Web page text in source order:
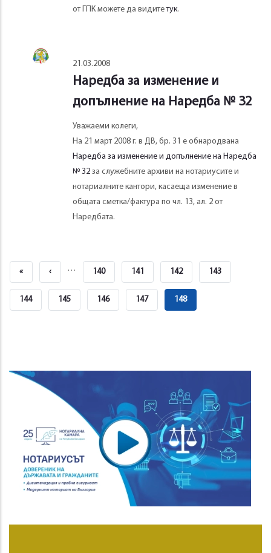
от ГПК можете да видитетук.
21.03.2008
Наредба за изменение и
допълнение на Наредба № 32
Уважаеми колеги,
На 21 март 2008 г. в ДВ, бр. 31 е обнародвана
Наредба за изменение и допълнение на Наредба
№ 32за служебните архиви на нотариусите и
нотариалните кантори, касаеща изменение в
общата сметка/фактура по чл. 13, ал. 2 от
Наредбата.
First
Page
« Previous
Page
‹ … Page
140 Page
141 Page
142 Page
143
Page
144 Page
145 Page
146 Page
147 Current
148